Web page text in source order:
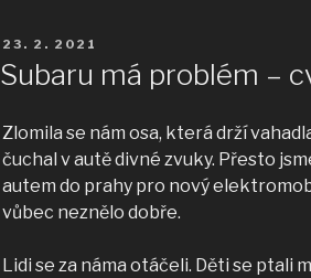
PUBLIKOVÁNO
23. 2. 2021
Subaru má problém –
Zlomila se nám osa, která drží
čuchal v autě divné zvuky. Přesto
autem do prahy pro nový
vůbec neznělo dobře.
Lidi se za náma otáčeli. Děti se ptali